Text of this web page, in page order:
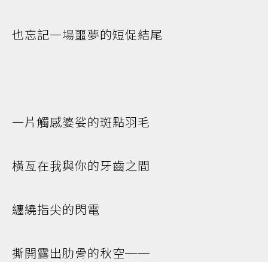
也忘記一場噩夢的短促結尾
一片觸感婆娑的斑點羽毛
橫亙在我與你的牙齒之間
纏繞指尖的閃電
撕開露出肋骨的秋空──